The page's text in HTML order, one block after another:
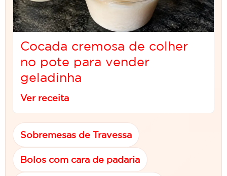
Cocada cremosa de colher
no pote para vender
geladinha
Ver receita
Sobremesas de Travessa
Bolos com cara de padaria